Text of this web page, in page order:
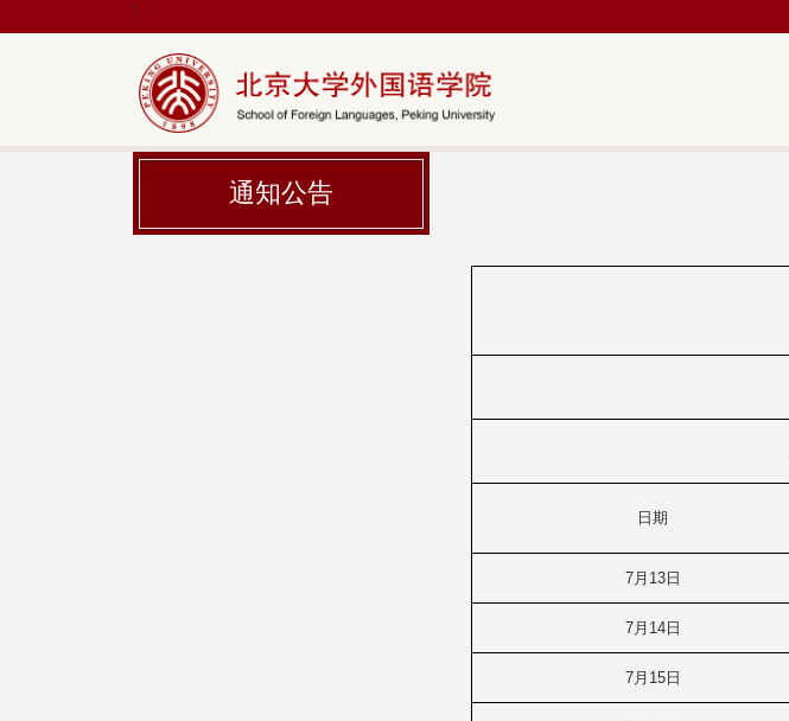
|
通知公告
日期
7月13日
7月14日
7月15日